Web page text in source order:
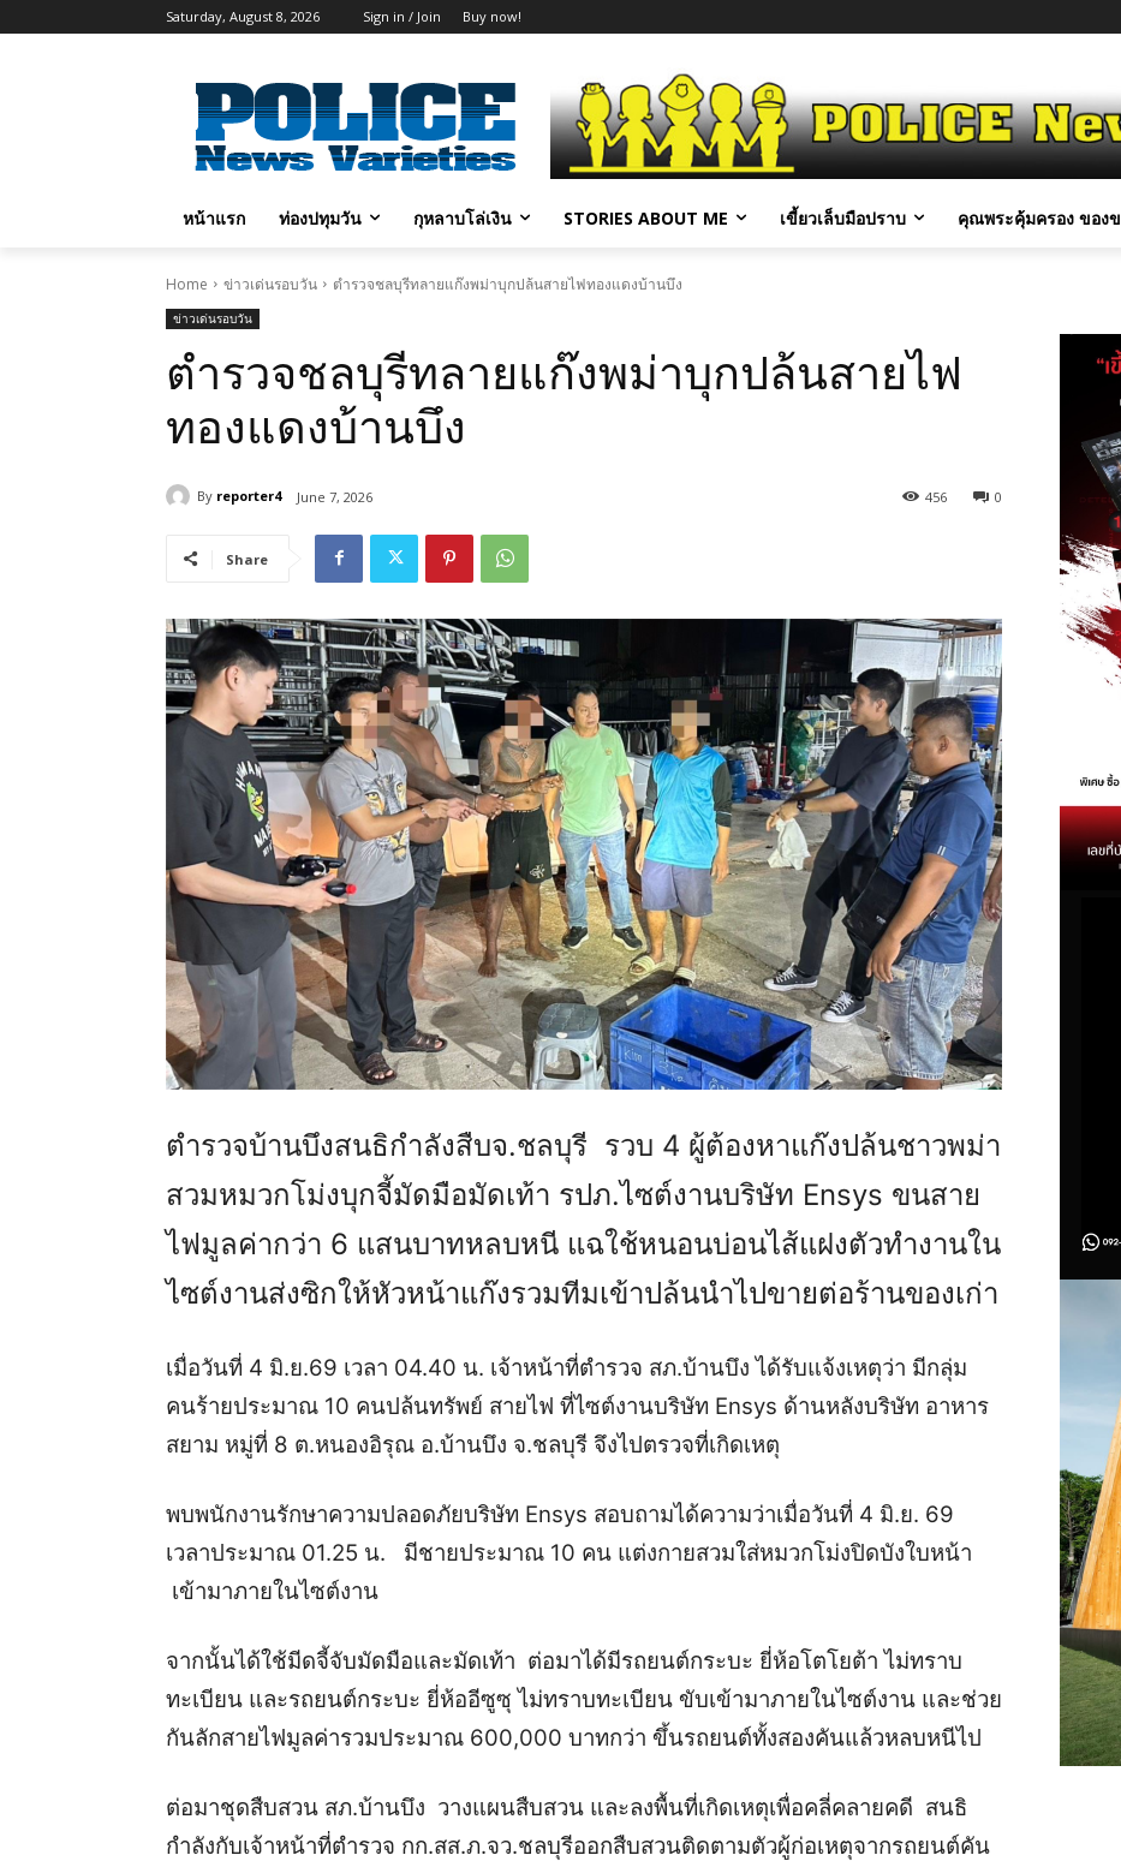
Saturday, August 8, 2026 Sign in / Join Buy now!
หน้าแรก ท่องปทุมวัน กุหลาบโล่เงิน STORIES ABOUT ME เขี้ยวเล็บมือปราบ คุณพระคุ้มครอง ของ
Home ข่าวเด่นรอบวัน ตำรวจชลบุรีทลายแก๊งพม่าบุกปล้นสายไฟทองแดงบ้านบึง
ข่าวเด่นรอบวัน
ตำรวจชลบุรีทลายแก๊งพม่าบุกปล้นสายไฟ
ทองแดงบ้านบึง
By reporter4 June 7, 2026 0
456
Share
ตำรวจบ้านบึงสนธิกำลังสืบจ.ชลบุรี รวบ 4 ผู้ต้องหาแก๊งปล้นชาวพม่า
สวมหมวกโม่งบุกจี้มัดมือมัดเท้า รปภ.ไซต์งานบริษัท Ensys ขนสาย
ไฟมูลค่ากว่า 6 แสนบาทหลบหนี แฉใช้หนอนบ่อนไส้แฝงตัวทำงานใน
ไซต์งานส่งซิกให้หัวหน้าแก๊งรวมทีมเข้าปล้นนำไปขายต่อร้านของเก่า
เมื่อวันที่ 4 มิ.ย.69 เวลา 04.40 น. เจ้าหน้าที่ตำรวจ สภ.บ้านบึง ได้รับแจ้งเหตุว่า มีกลุ่ม
คนร้ายประมาณ 10 คนปล้นทรัพย์ สายไฟ ที่ไซต์งานบริษัท Ensys ด้านหลังบริษัท อาหาร
สยาม หมู่ที่ 8 ต.หนองอิรุณ อ.บ้านบึง จ.ชลบุรี จึงไปตรวจที่เกิดเหตุ
พบพนักงานรักษาความปลอดภัยบริษัท Ensys สอบถามได้ความว่าเมื่อวันที่ 4 มิ.ย. 69
เวลาประมาณ 01.25 น. มีชายประมาณ 10 คน แต่งกายสวมใส่หมวกโม่งปิดบังใบหน้า
เข้ามาภายในไซต์งาน
จากนั้นได้ใช้มีดจี้จับมัดมือและมัดเท้า ต่อมาได้มีรถยนต์กระบะ ยี่ห้อโตโยต้า ไม่ทราบ
ทะเบียน และรถยนต์กระบะ ยี่ห้ออีซูซุ ไม่ทราบทะเบียน ขับเข้ามาภายในไซต์งาน และช่วย
กันลักสายไฟมูลค่ารวมประมาณ 600,000 บาทกว่า ขึ้นรถยนต์ทั้งสองคันแล้วหลบหนีไป
ต่อมาชุดสืบสวน สภ.บ้านบึง วางแผนสืบสวน และลงพื้นที่เกิดเหตุเพื่อคลี่คลายคดี สนธิ
กำลังกับเจ้าหน้าที่ตำรวจ กก.สส.ภ.จว.ชลบุรีออกสืบสวนติดตามตัวผู้ก่อเหตุจากรถยนต์คัน